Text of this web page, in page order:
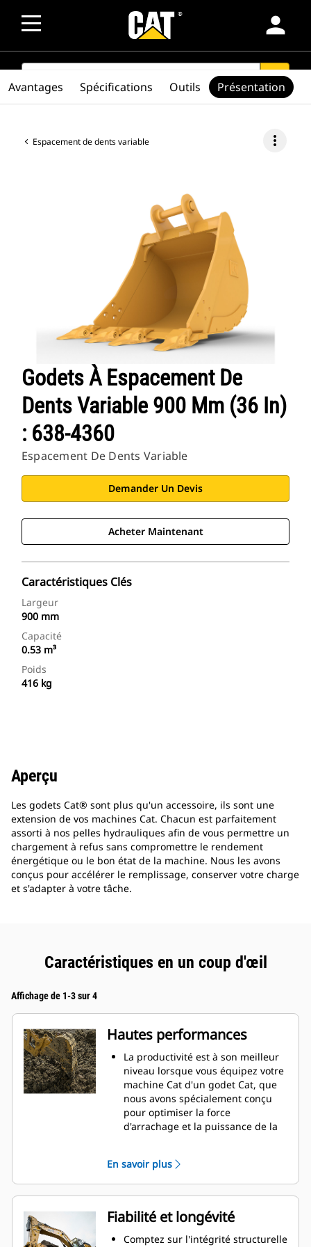
person
SEARCH search
Espacement de dents variable more_vert
Godets À Espacement De
Dents Variable 900 Mm (36 In)
: 638-4360
Espacement De Dents Variable
Demander Un Devis
Acheter Maintenant
Caractéristiques Clés
Largeur
900 mm
Capacité
0.53 m³
Poids
416 kg
Avantages Spécifications Outils Présentation
Aperçu
Les godets Cat® sont plus qu'un accessoire, ils sont une
extension de vos machines Cat. Chacun est parfaitement
assorti à nos pelles hydrauliques afin de vous permettre un
chargement à refus sans compromettre le rendement
énergétique ou le bon état de la machine. Nous les avons
conçus pour accélérer le remplissage, conserver votre charge
et s'adapter à votre tâche.
Caractéristiques en un coup d'œil
Affichage de 1-3 sur 4
Hautes performances
La productivité est à son meilleur
niveau lorsque vous équipez votre
machine Cat d'un godet Cat, que
nous avons spécialement conçu
pour optimiser la force
d'arrachage et la puissance de la
double améliore le flux des
matières dans le godet. Le
dégagement de talon accru
garantit que le fond du godet ne
frotte pas, ce qui réduit les coûts
d'entretien.
En savoir plus
Fiabilité et longévité
Comptez sur l'intégrité structurelle